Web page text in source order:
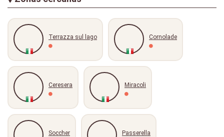
Terrazza sul lago Cornolade
Ceresera Miracoli
Soccher Passerella